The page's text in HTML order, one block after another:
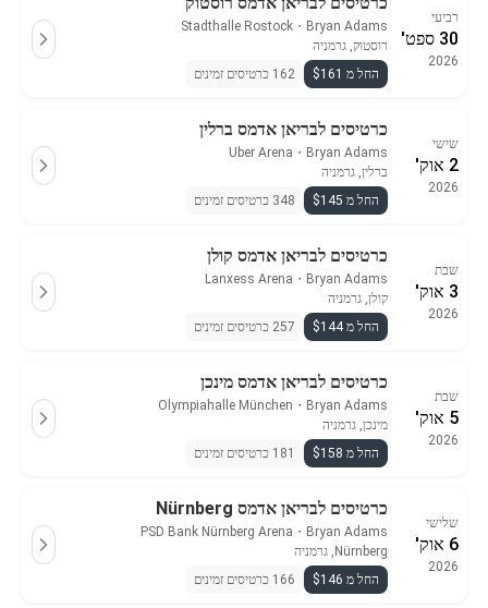
רביעי
30 ספט'
2026
Bryan Adams
・
Stadthalle Rostock
רוסטוק, גרמניה
החל מ $161
162 כרטיסים זמינים
שישי
2 אוק'
2026
כרטיסים לבריאן אדמס ברלין
Bryan Adams
・
Uber Arena
ברלין, גרמניה
החל מ $145
348 כרטיסים זמינים
שבת
3 אוק'
2026
כרטיסים לבריאן אדמס קולן
Bryan Adams
・
Lanxess Arena
קולן, גרמניה
החל מ $144
257 כרטיסים זמינים
שבת
5 אוק'
2026
כרטיסים לבריאן אדמס מינכן
Bryan Adams
・
Olympiahalle München
מינכן, גרמניה
החל מ $158
181 כרטיסים זמינים
שלישי
6 אוק'
2026
כרטיסים לבריאן אדמס Nürnberg
Bryan Adams
・
PSD Bank Nürnberg Arena
Nürnberg, גרמניה
החל מ $146
166 כרטיסים זמינים